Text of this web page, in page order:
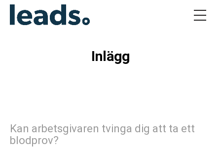
Inlägg
Kan arbetsgivaren tvinga dig att ta ett
blodprov?